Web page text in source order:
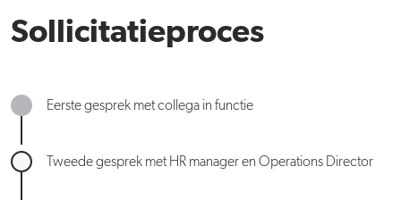
Sollicitatieproces
Eerste gesprek met collega in functie
Tweede gesprek met HR manager en Operations Director